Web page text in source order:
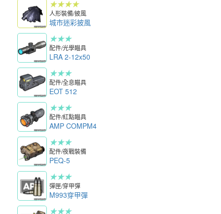
★★★★
人形裝備/披風
城市迷彩披風
★★★
配件/光學瞄具
LRA 2-12x50
★★★
配件/全息瞄具
EOT 512
★★★
配件/紅點瞄具
AMP COMPM4
★★★
配件/夜戰裝備
PEQ-5
★★★
彈匣/穿甲彈
M993穿甲彈
★★★